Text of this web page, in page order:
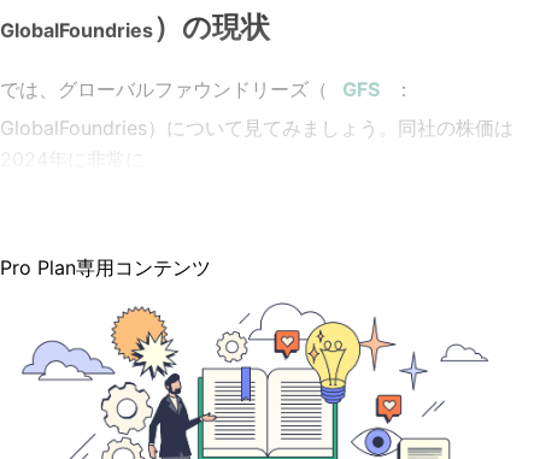
GlobalFoundries）の現状
では、グローバルファウンドリーズ（
：
GlobalFoundries ）について見てみましょう。同社の株価は
2024年に非常に
Pro Plan専用コンテンツ